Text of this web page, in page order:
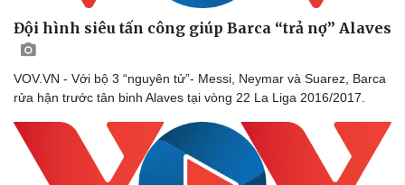
Đội hình siêu tấn công giúp Barca “trả nợ” Alaves
VOV.VN - Với bộ 3 “nguyên tử”- Messi, Neymar và Suarez, Barca
rửa hận trước tân binh Alaves tại vòng 22 La Liga 2016/2017.